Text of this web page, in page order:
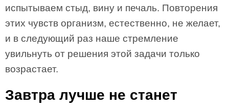
испытываем стыд, вину и печаль. Повторения
этих чувств организм, естественно, не желает,
и в следующий раз наше стремление
увильнуть от решения этой задачи только
возрастает.
Завтра лучше не станет